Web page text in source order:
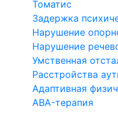
Томатис
Задержка
Нарушение
Нарушение
Умственная
Расстройства
Адаптивная
ABA-терапия